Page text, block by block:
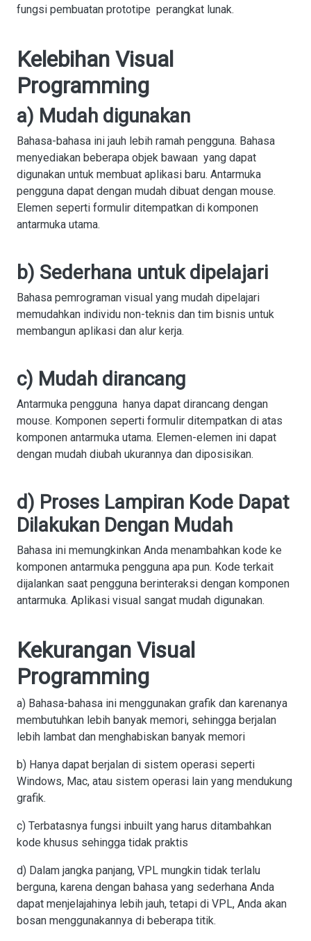
fungsi pembuatan prototipe perangkat lunak.
Kelebihan Visual
Programming
a) Mudah digunakan
Bahasa-bahasa ini jauh lebih ramah pengguna. Bahasa
menyediakan beberapa objek bawaan yang dapat
digunakan untuk membuat aplikasi baru. Antarmuka
pengguna dapat dengan mudah dibuat dengan mouse.
Elemen seperti formulir ditempatkan di komponen
antarmuka utama.
b) Sederhana untuk dipelajari
Bahasa pemrograman visual yang mudah dipelajari
memudahkan individu non-teknis dan tim bisnis untuk
membangun aplikasi dan alur kerja.
c) Mudah dirancang
Antarmuka pengguna hanya dapat dirancang dengan
mouse. Komponen seperti formulir ditempatkan di atas
komponen antarmuka utama. Elemen-elemen ini dapat
dengan mudah diubah ukurannya dan diposisikan.
d) Proses Lampiran Kode Dapat
Dilakukan Dengan Mudah
Bahasa ini memungkinkan Anda menambahkan kode ke
komponen antarmuka pengguna apa pun. Kode terkait
dijalankan saat pengguna berinteraksi dengan komponen
antarmuka. Aplikasi visual sangat mudah digunakan.
Kekurangan Visual
Programming
a) Bahasa-bahasa ini menggunakan grafik dan karenanya
membutuhkan lebih banyak memori, sehingga berjalan
lebih lambat dan menghabiskan banyak memori
b) Hanya dapat berjalan di sistem operasi seperti
Windows, Mac, atau sistem operasi lain yang mendukung
grafik.
c) Terbatasnya fungsi inbuilt yang harus ditambahkan
kode khusus sehingga tidak praktis
d) Dalam jangka panjang, VPL mungkin tidak terlalu
berguna, karena dengan bahasa yang sederhana Anda
dapat menjelajahinya lebih jauh, tetapi di VPL, Anda akan
bosan menggunakannya di beberapa titik.